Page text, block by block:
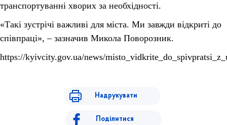
транспортуванні хворих за необхідності.
«Такі зустрічі важливі для міста. Ми завжди відкриті до
співпраці», – зазначив Микола Поворозник.
https://kyivcity.gov.ua/news/
Надрукувати
Поділитися